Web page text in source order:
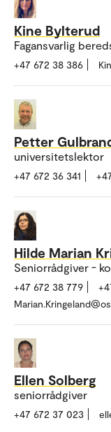
Kine Bylterud
Fagansvarlig
+47 672 38 386
Petter
universitetslektor
+47 672 36 341
Hilde Marian
Seniorrådgiver -
+47 672 38 779
Ellen Solberg
seniorrådgiver
+47 672 37 023